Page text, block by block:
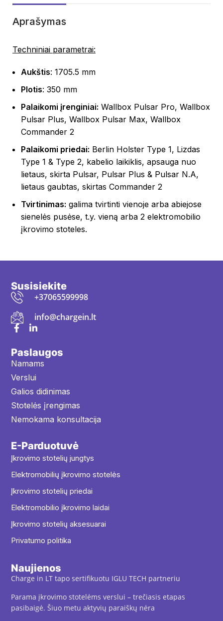
Aprašymas
Techniniai parametrai:
Aukštis: 1705.5 mm
Plotis: 350 mm
Palaikomi įrenginiai: Wallbox Pulsar Pro, Wallbox
Pulsar Plus, Wallbox Pulsar Max, Wallbox
Commander 2
Palaikomi priedai: Berlin Holster Type 1, Lizdas
Type 1 & Type 2, kabelio laikiklis, apsauga nuo
lietaus, skirta Pulsar, Pulsar Plus & Pulsar N.A,
lietaus gaubtas, skirtas Commander 2
Tvirtinimas: galima tvirtinti vienoje arba abiejose
sienelės pusėse, t.y. vieną arba 2 elektromobilio
įkrovimo stoteles.
Susisiekite
+37065599998
info@chargein.lt
Paslaugos
Namams
Verslui
Galios didinimas
Stotelės įrengimas
Nemokama konsultacija
E-Parduotuvė
Įkrovimo stotelių jungtys
Elektromobilių įkrovimo stotelės
Įkrovimo stotelių priedai
Elektromobilio įkrovimo laidai
Įkrovimo stotelių aksesuarai
Privatumo politika
Naujienos
Charge in LT tapo sertifikuotu IGLU TECH partneriu
Parama įkrovimo stotelėms verslui – trečiasis etapas
pasibaigė. Šiuo metu aktyvių paraiškų nėra